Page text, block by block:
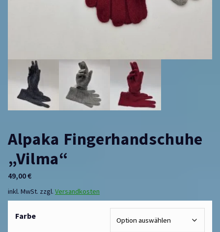
Alpaka Fingerhandschuhe
„Vilma“
49,00€
inkl. MwSt. zzgl. Versandkosten
Farbe